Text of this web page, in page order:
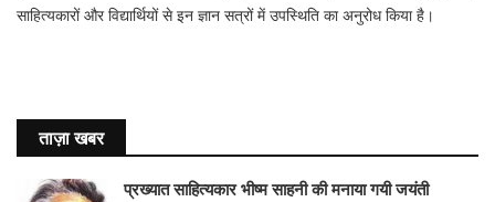
साहित्यकारों और विद्यार्थियों से इन ज्ञान सत्रों में उपस्थिति का अनुरोध किया है।
ताज़ा खबर
प्रख्यात साहित्यकार भीष्म साहनी की मनाया गयी जयंती